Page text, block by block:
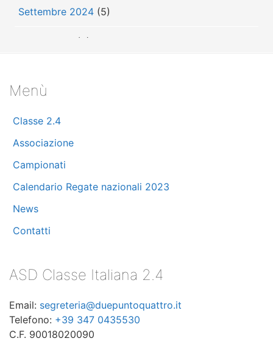
Settembre 2024 (5)
(3)
Marzo 2024
Febbraio 2024(8)
Ottobre 2023(5)
Settembre 2023(3)
Menù
Classe 2.4
Associazione
Campionati
Calendario Regate nazionali 2023
News
Contatti
ASD Classe Italiana 2.4
Email: segreteria@duepuntoquattro.it
Telefono: +39 347 0435530
C.F. 90018020090